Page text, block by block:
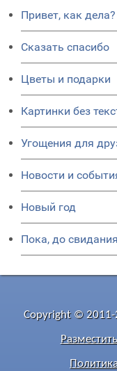
Привет, как дела?
Сказать спасибо
Цветы и подарки
Картинки без
Угощения для
Новости и
Новый год
Пока, до свидания
Copyright ©